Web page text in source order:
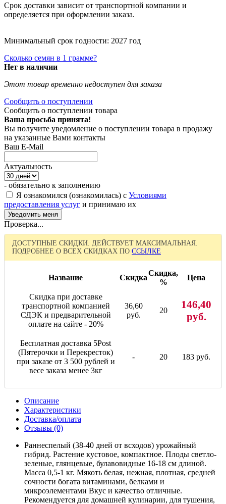
Срок доставки зависит от транспортной компании и
определяется при оформлении заказа.
Минимальный срок годности: 2027 год
Сколько семян в 1 грамме?
Нет в наличии
Этот товар временно недоступен для заказа
Сообщить о поступлении
Сообщить о поступлении товара
Ваша просьба принята!
Вы получите уведомление о поступлении товара в продажу
на указанные Вами контакты
Ваш E-Mail
Актуальность
- обязательно к заполнению
Я ознакомился (ознакомилась) с Условиями
предоставления услуг и принимаю их
Проверка...
ДОСТУПНЫЕ СКИДКИ. ДЕЙСТВУЕТ МАКСИМАЛЬНАЯ.
ПОДРОБНЕЕ О ВСЕХ СКИДКАХ ПО ССЫЛКЕ
Название Скидка
Скидка,
%
Цена
Скидка при доставке
транспортной компанией
СДЭК и предварительной
оплате на сайте - 20%
36,60
руб.
20
146,40
руб.
Бесплатная доставка 5Post
(Пятерочки и Перекресток)
при заказе от 3 500 рублей и
весе заказа менее 3кг
- 20 183 руб.
Описание
Характеристики
Доставка/оплата
Отзывы (0)
Раннеспелый (38-40 дней от всходов) урожайный
гибрид. Растение кустовое, компактное. Плоды светло-
зеленые, глянцевые, булавовидные 16-18 см длиной.
Масса 0,5-1 кг. Мякоть белая, нежная, плотная, средней
сочности богата витаминами, белками и
микроэлементами Вкус и качество отличные.
Рекомендуется для домашней кулинарии, для тушения,